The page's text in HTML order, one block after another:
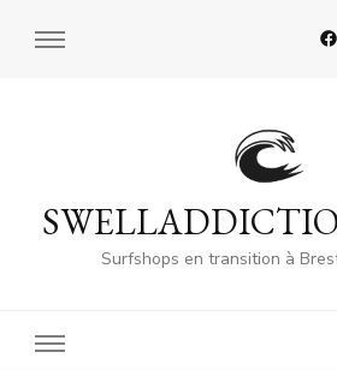
Surfshops en transition à